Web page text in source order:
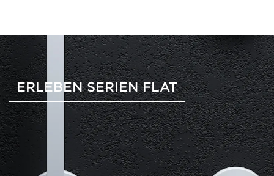
ERLEBEN SERIEN FLAT